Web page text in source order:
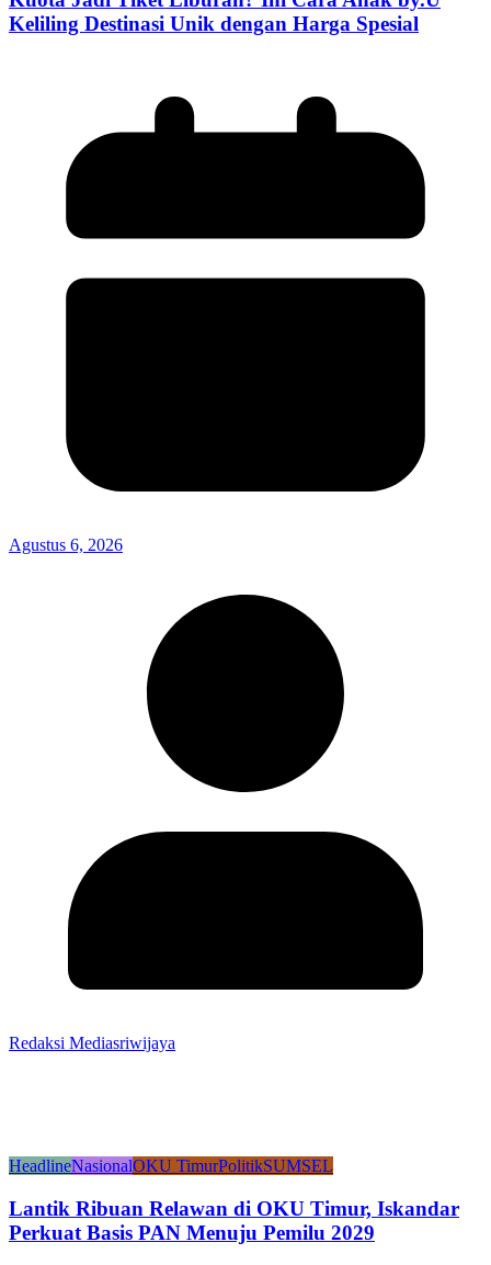
Keliling Destinasi Unik dengan Harga Spesial
Agustus 6, 2026
Redaksi Mediasriwijaya
HeadlineNasionalOKU TimurPolitikSUMSEL
Lantik Ribuan Relawan di OKU Timur, Iskandar
Perkuat Basis PAN Menuju Pemilu 2029